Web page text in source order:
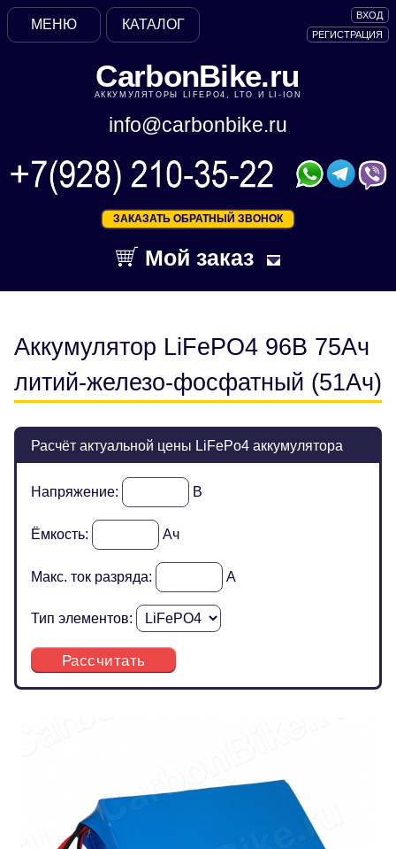
CarbonBike.ru
АККУМУЛЯТОРЫ LIFEPO4, LTO И LI-ION
info@carbonbike.ru
ЗАКАЗАТЬ ОБРАТНЫЙ ЗВОНОК
Мой заказ
ВХОД
РЕГИСТРАЦИЯ
КАТАЛОГ
МЕНЮ
Аккумулятор LiFePO4 96В 75Ач
литий-железо-фосфатный (51Ач)
Расчёт актуальной цены LiFePo4 аккумулятора
Напряжение: В
Ёмкость: Ач
Макс. ток разряда: А
Тип элементов:
Рассчитать